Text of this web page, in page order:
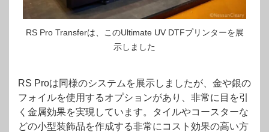
RS Pro Transferは、このUltimate UV DTFプリンターを展
示しました
RS Proは同様のシステムを展示しましたが、金や銀の
フォイルを使用するオプションがあり、非常に目を引
く金属効果を実現しています。タイルやコースターな
どの小型装飾品を作成する非常にコスト効果の高い方